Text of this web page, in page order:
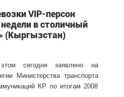
VIP-персон
в столичный
(Кыргызстан)
сегодня заявлено на
Министерства транспорта
КР по итогам 2008